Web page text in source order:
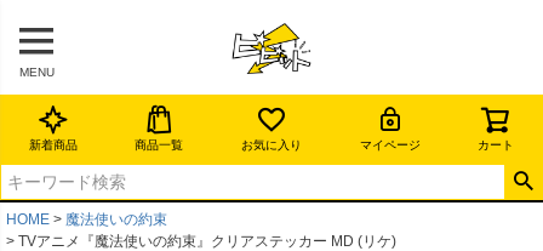
MENU
新着商品 商品一覧 お気に入り マイページ カート
HOME
魔法使いの約束
TVアニメ『魔法使いの約束』クリアステッカー MD (リケ)